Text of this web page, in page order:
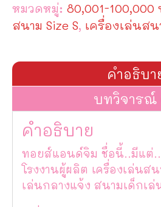
สนาม
กลาง
แจ้ง
ฮิปโปโปเตมัส
TG-
หมวดหมู่: 80,001-100,000
สนาม Size S, เครื่องเล่นส
คำอธิบา
บทวิจารณ์
คำอธิบาย
ทอยส์แอนด์จิม ชื่อนี้..มีแต่
โรงงานผู้ผลิต เครื่องเล่นส
เล่นกลางแจ้ง สนามเด็กเล่